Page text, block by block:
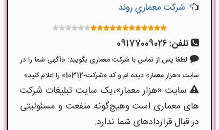
شركت معماري روند
تلفن: 09177009026
لطفا پس از تماس با شرکت معماری بگویید: «آگهی شما را در
سایت «هزار معمار» دیده ام و کد «شرکت-10312» را اعلام کنید»
سایت «هزار معمار»،یک سایت تبلیغات شرکت
های معماری است وهیچ‌گونه منفعت و مسئولیتی
در قبال قراردادهای شما ندارد.